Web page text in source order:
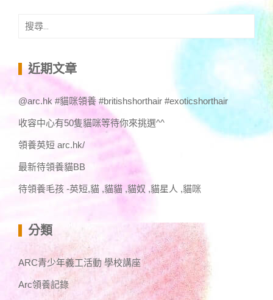
搜
鍵 近期文章
@arc.hk #貓咪領養 #britishshorthair #exoticshorthair
收容中心有50隻貓咪等待你來挑選^^
領養英短 arc.hk/
最新待領養貓BB
待領養毛孩 -英短,貓 ,貓貓 ,貓奴 ,貓星人 ,貓咪
分類
ARC青少年義工活動 學校講座
Arc領養記錄